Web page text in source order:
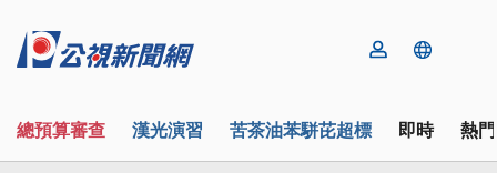
總預算審查 漢光演習 苦茶油苯駢芘超標 即時 熱